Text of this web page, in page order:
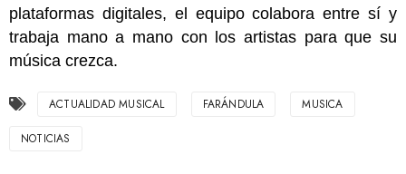
plataformas digitales, el equipo colabora entre sí y
trabaja mano a mano con los artistas para que su
música crezca.
ACTUALIDAD MUSICAL FARÁNDULA MUSICA
NOTICIAS